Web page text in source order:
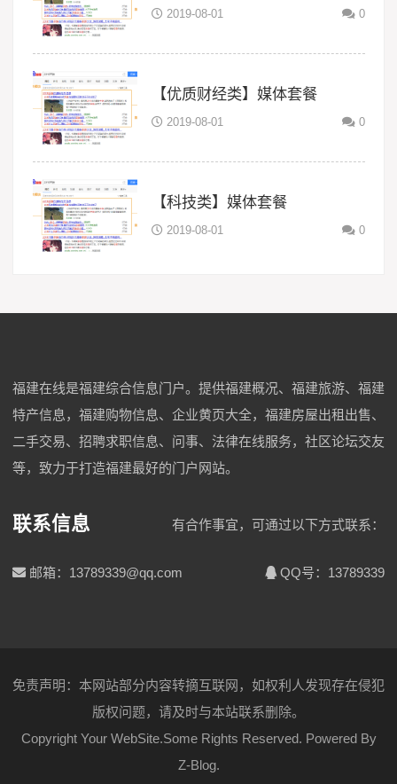
2019-08-01 0
【优质财经类】媒体套餐
2019-08-01 0
【科技类】媒体套餐
2019-08-01 0
福建在线是福建综合信息门户。提供福建概况、福建旅游、福建
特产信息，福建购物信息、企业黄页大全，福建房屋出租出售、
二手交易、招聘求职信息、问事、法律在线服务，社区论坛交友
等，致力于打造福建最好的门户网站。
联系信息 有合作事宜，可通过以下方式联系：
邮箱：13789339@qq.com QQ号：13789339
免责声明：本网站部分内容转摘互联网，如权利人发现存在侵犯
版权问题，请及时与本站联系删除。
Copyright Your WebSite.Some Rights Reserved. Powered By
Z-Blog.